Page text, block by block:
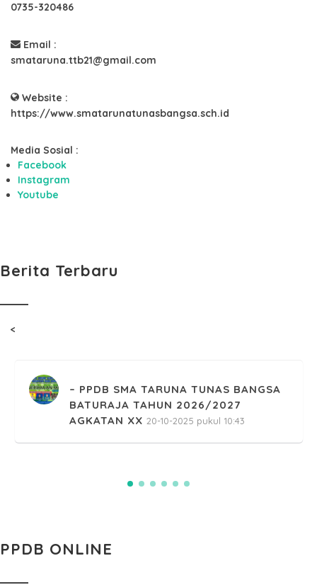
0735-320486
Email :
smataruna.ttb21@gmail.com
Website :
https://www.smatarunatunasbangsa.sch.id
Media Sosial :
Facebook
Instagram
Youtube
Berita Terbaru
<
PPDB SMA TARUNA TUNAS BANGSA
BATURAJA TAHUN 2026/2027
AGKATAN XX 20-10-2025 pukul 10:43
PPDB ONLINE